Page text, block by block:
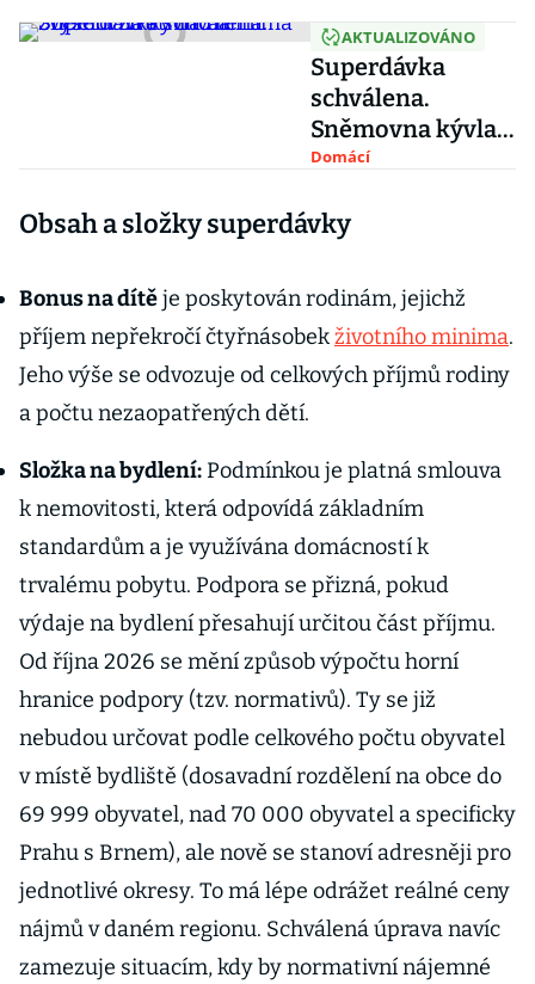
AKTUALIZOVÁNO
Superdávka
schválena.
Sněmovna kývla
na zvýšení
Domácí
Obsah a složky superdávky
Bonus na dítěje poskytován rodinám, jejichž
příjem nepřekročí čtyřnásobekživotního minima.
Jeho výše se odvozuje od celkových příjmů rodiny
a počtu nezaopatřených dětí.
Složka na bydlení:Podmínkou je platná smlouva
k nemovitosti, která odpovídá základním
standardům a je využívána domácností k
trvalému pobytu. Podpora se přizná, pokud
výdaje na bydlení přesahují určitou část příjmu.
Od října 2026 se mění způsob výpočtu horní
hranice podpory (tzv. normativů). Ty se již
nebudou určovat podle celkového počtu obyvatel
v místě bydliště (dosavadní rozdělení na obce do
69 999 obyvatel, nad 70 000 obyvatel a specificky
Prahu s Brnem), ale nově se stanoví adresněji pro
jednotlivé okresy. To má lépe odrážet reálné ceny
nájmů v daném regionu. Schválená úprava navíc
zamezuje situacím, kdy by normativní nájemné